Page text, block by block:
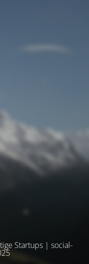
Startups | social-